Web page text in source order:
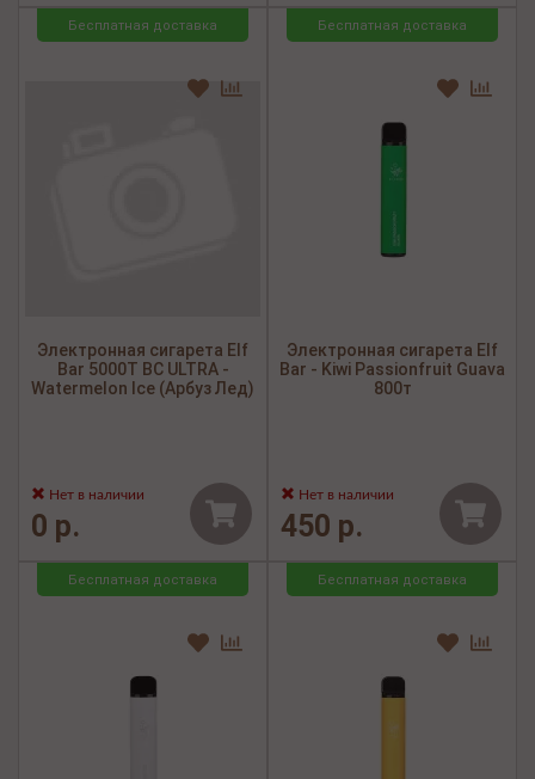
Бесплатная доставка
Электронная сигарета Elf
Bar 5000Т BC ULTRA -
Watermelon Ice (Арбуз Лед)
Нет в наличии
0 р.
Бесплатная доставка
Электронная сигарета Elf
Bar - Kiwi Passionfruit Guava
800т
Нет в наличии
450 р.
Бесплатная доставка Бесплатная доставка